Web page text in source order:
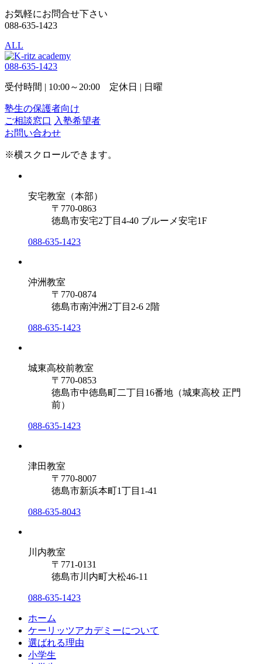
お気軽にお問合せ下さい
088-635-1423
ALL
088-635-1423
受付時間 | 10:00～20:00 定休日 | 日曜
塾生の保護者向け
ご相談窓口 入塾希望者
お問い合わせ
※横スクロールできます。
安宅教室（本部）
〒770-0863
徳島市安宅2丁目4-40 ブルーメ安宅1F
088-635-1423
沖洲教室
〒770-0874
徳島市南沖洲2丁目2-6 2階
088-635-1423
城東高校前教室
〒770-0853
徳島市中徳島町二丁目16番地（城東高校 正門
前）
088-635-1423
津田教室
〒770-8007
徳島市新浜本町1丁目1-41
088-635-8043
川内教室
〒771-0131
徳島市川内町大松46-11
088-635-1423
ホーム
ケーリッツアカデミーについて
選ばれる理由
小学生